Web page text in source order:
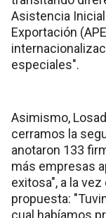
Asistencia
Exportación
especiales".
Asimismo,
cerramos la
anotaron 133
más empresas
exitosa", a la
propuesta:
cual habíamos